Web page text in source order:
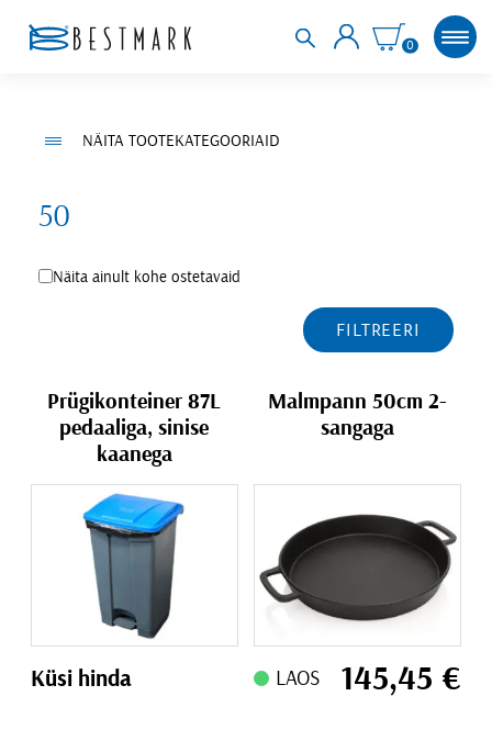
0
NÄITA TOOTEKATEGOORIAID
50
Näita ainult kohe ostetavaid
FILTREERI
Prügikonteiner 87L
pedaaliga, sinise
kaanega
Küsi hinda
Malmpann 50cm 2-
sangaga
LAOS 145,45 €